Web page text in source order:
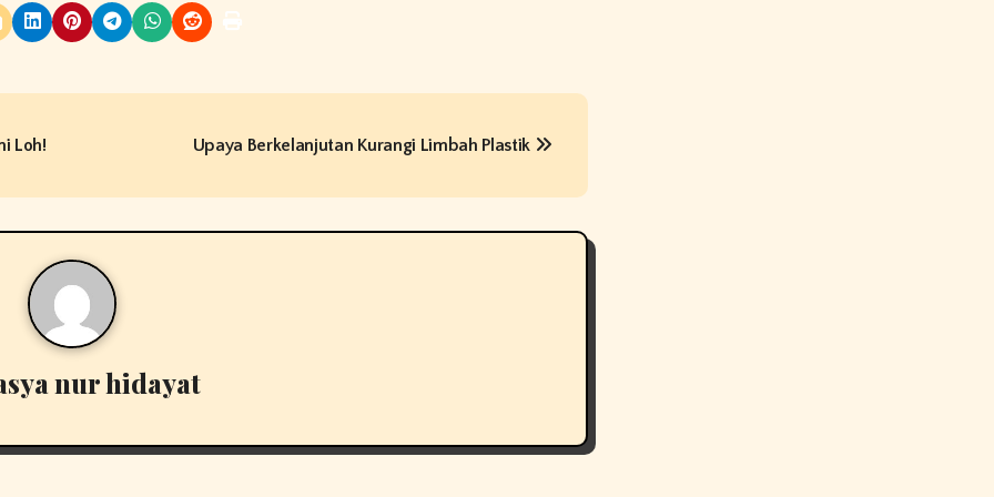
Loh! Upaya Berkelanjutan Kurangi Limbah Plastik
nur hidayat